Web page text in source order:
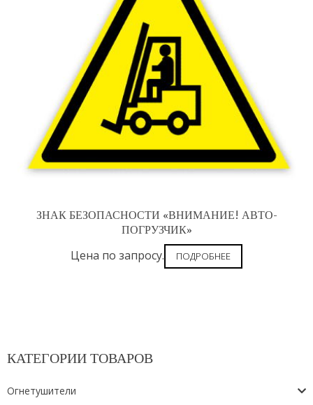
ЗНАК БЕЗОПАСНОСТИ «ВНИМАНИЕ! АВТО-
ПОГРУЗЧИК»
Цена по запросу. ПОДРОБНЕЕ
КАТЕГОРИИ ТОВАРОВ
Огнетушители